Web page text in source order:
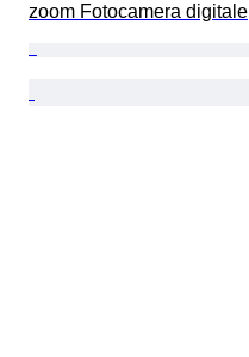
zoom Fotocamera digitale